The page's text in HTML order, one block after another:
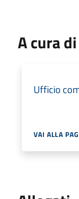
A cura di
Ufficio
VAI ALLA